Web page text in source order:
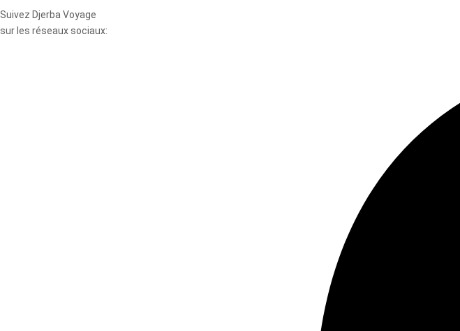
Suivez Djerba Voyage
sur les réseaux sociaux: